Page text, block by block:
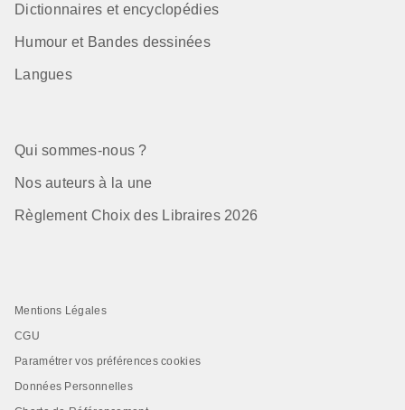
Dictionnaires et encyclopédies
Humour et Bandes dessinées
Langues
Qui sommes-nous ?
Nos auteurs à la une
Règlement Choix des Libraires 2026
Mentions Légales
CGU
Paramétrer vos préférences cookies
Données Personnelles